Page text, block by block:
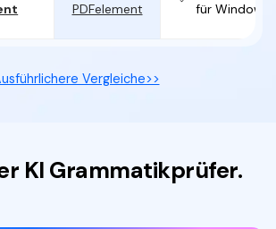
PDFelement
für Windows
Vergleiche>>
KI Grammatikprüfer.